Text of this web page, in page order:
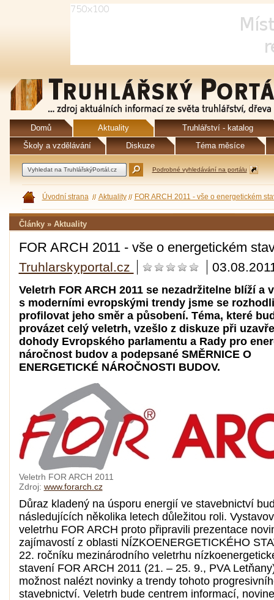
Domů Aktuality
Truhlářství - katalog
Školy a vzdělávání
Diskuze Téma měsíce
Podrobné vyhledávání na portálu
Úvodní strana Aktuality FOR ARCH 2011 - vše o energetickém
Články » Aktuality
FOR ARCH 2011 - vše o energetickém
Truhlarskyportal.cz
Veletrh FOR ARCH 2011 se nezadržitelne blíží a
s moderními evropskými trendy jsme se rozhodli
profilovat jeho směr a působení. Téma, které
provázet celý veletrh, vzešlo z diskuze při
dohody Evropského parlamentu a Rady pro
náročnost budov a podepsané SMĚRNICE O
ENERGETICKÉ NÁROČNOSTI BUDOV.
Veletrh FOR ARCH 2011
Zdroj: www.forarch.cz
Důraz kladený na úsporu energií ve stavebnictví
následujících několika letech důležitou roli.
veletrhu FOR ARCH proto připravili prezentace
zajímavostí z oblasti NÍZKOENERGETICKÉHO
22. ročníku mezinárodního veletrhu
stavení FOR ARCH 2011 (21. – 25. 9., PVA
možnost nalézt novinky a trendy tohoto
stavebnictví. Veletrh bude centrem informací,